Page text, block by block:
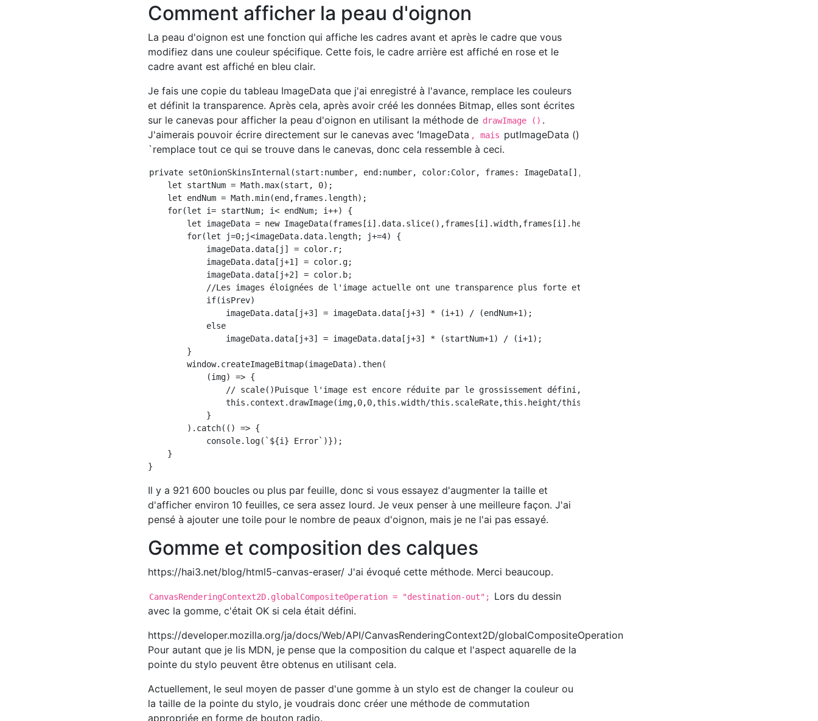
Comment afficher la peau d'oignon
La peau d'oignon est une fonction qui affiche les cadres avant et après le cadre que vous
modifiez dans une couleur spécifique. Cette fois, le cadre arrière est affiché en rose et le
cadre avant est affiché en bleu clair.
Je fais une copie du tableau ImageData que j'ai enregistré à l'avance, remplace les couleurs
et définit la transparence. Après cela, après avoir créé les données Bitmap, elles sont écrites
sur le canevas pour afficher la peau d'oignon en utilisant la méthode de drawImage () .
J'aimerais pouvoir écrire directement sur le canevas avec ʻImageData , mais putImageData ()
`remplace tout ce qui se trouve dans le canevas, donc cela ressemble à ceci.
private setOnionSkinsInternal(start:number, end:number, color:Color, frames: ImageData[], isPrev:boolean){
    let startNum = Math.max(start, 0);
    let endNum = Math.min(end,frames.length);
    for(let i= startNum; i< endNum; i++) {
        let imageData = new ImageData(frames[i].data.slice(),frames[i].width,frames[i].height);
        for(let j=0;j<imageData.data.length; j+=4) {
            imageData.data[j] = color.r;
            imageData.data[j+1] = color.g;
            imageData.data[j+2] = color.b;
            //Les images éloignées de l'image actuelle ont une transparence plus forte et un affichage plus clair
            if(isPrev)
                imageData.data[j+3] = imageData.data[j+3] * (i+1) / (endNum+1);
            else
                imageData.data[j+3] = imageData.data[j+3] * (startNum+1) / (i+1);
        }
        window.createImageBitmap(imageData).then(
            (img) => {
                // scale()Puisque l'image est encore réduite par le grossissement défini, divisez par le grossissement?
                this.context.drawImage(img,0,0,this.width/this.scaleRate,this.height/this.scaleRate);
            }
        ).catch(() => {
            console.log(`${i} Error`)});
    }
Il y a 921 600 boucles ou plus par feuille, donc si vous essayez d'augmenter la taille et
d'afficher environ 10 feuilles, ce sera assez lourd. Je veux penser à une meilleure façon. J'ai
pensé à ajouter une toile pour le nombre de peaux d'oignon, mais je ne l'ai pas essayé.
Gomme et composition des calques
https://hai3.net/blog/html5-canvas-eraser/ J'ai évoqué cette méthode. Merci beaucoup.
CanvasRenderingContext2D.globalCompositeOperation = "destination-out";
Lors du dessin
avec la gomme, c'était OK si cela était défini.
https://developer.mozilla.org/ja/docs/Web/API/CanvasRenderingContext2D/globalCompositeOperation
Pour autant que je lis MDN, je pense que la composition du calque et l'aspect aquarelle de la
pointe du stylo peuvent être obtenus en utilisant cela.
Actuellement, le seul moyen de passer d'une gomme à un stylo est de changer la couleur ou
la taille de la pointe du stylo, je voudrais donc créer une méthode de commutation
appropriée en forme de bouton radio.